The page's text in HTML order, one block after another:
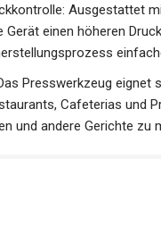
Ausgestattet
Gerät einen höheren
Presswerkzeug eignet
Cafeterias und
und andere Gerichte zu